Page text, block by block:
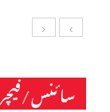
سائنس/فیچر